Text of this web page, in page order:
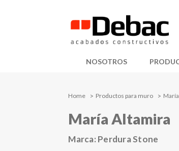
NOSOTROS
Home Productos para muro
María Altamira
Marca: Perdura Stone